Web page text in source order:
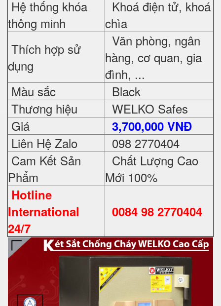
Hệ thống khóa
thông minh
Khoá điện tử, khoá
chìa
Thích hợp sử
dụng
Văn phòng, ngân
hàng, cơ quan, gia
đình, ...
Màu sắc
Black
Thương hiệu
WELKO Safes
Giá
3,700,000 VNĐ
Liên Hệ Zalo
098 2770404
Cam Kết Sản
Phẩm
Chất Lượng Cao
Mới 100%
Hotline
International
24/7
0084 98 2770404